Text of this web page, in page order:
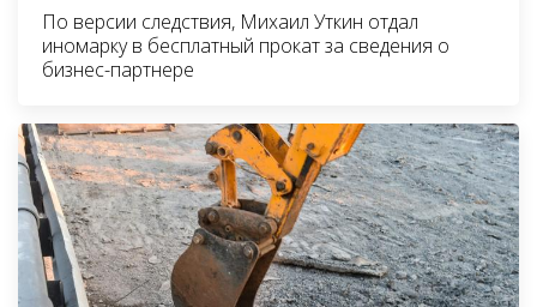
По версии следствия, Михаил Уткин отдал
иномарку в бесплатный прокат за сведения о
бизнес-партнере